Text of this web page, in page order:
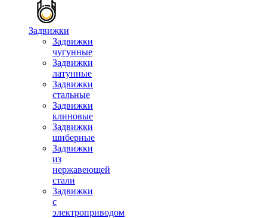
Задвижки
Задвижки
чугунные
Задвижки
латунные
Задвижки
стальные
Задвижки
клиновые
Задвижки
шиберные
Задвижки
из
нержавеющей
стали
Задвижки
с
электроприводом